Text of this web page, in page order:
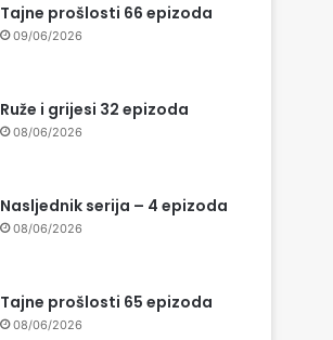
Tajne prošlosti 66 epizoda
09/06/2026
Ruže i grijesi 32 epizoda
08/06/2026
Nasljednik serija – 4 epizoda
08/06/2026
Tajne prošlosti 65 epizoda
08/06/2026